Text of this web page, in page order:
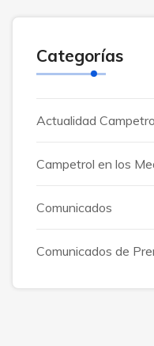
Categorías
Actualidad
Campetrol en los
Comunicados
Comunicados de